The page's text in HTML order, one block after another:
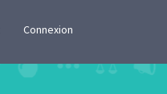
Connexion